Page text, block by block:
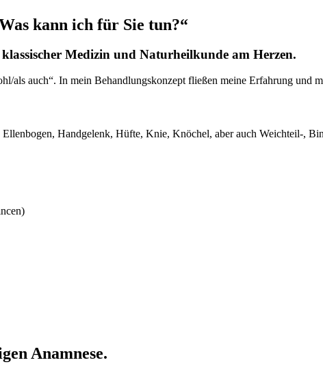
kann ich für Sie tun?“
Medizin und Naturheilkunde am Herzen.
als auch“. In mein Behandlungskonzept fließen meine Erfahrung und
Handgelenk, Hüfte, Knie, Knöchel, aber auch Weichteil-,
Anamnese.